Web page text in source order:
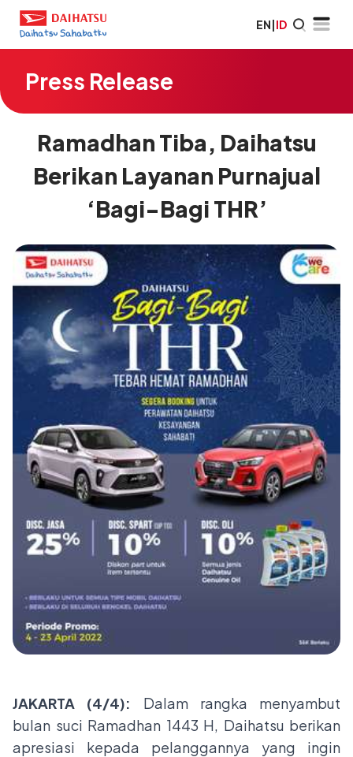
EN|ID
Press Release
Ramadhan Tiba, Daihatsu
Berikan Layanan Purnajual
‘Bagi-Bagi THR’
JAKARTA (4/4): Dalam rangka
menyambut
bulan suci Ramadhan 1443 H, Daihatsu berikan
apresiasi kepada pelanggannya yang ingin